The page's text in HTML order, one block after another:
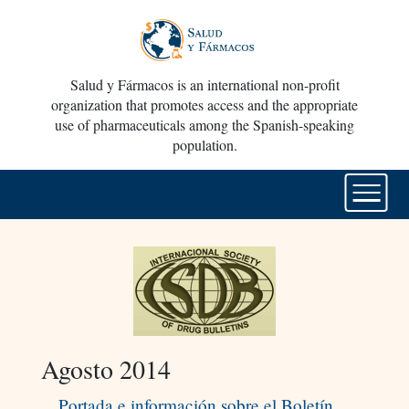
Salud y Fármacos is an international non-profit
organization that promotes access and the appropriate
use of pharmaceuticals among the Spanish-speaking
population.
Agosto 2014